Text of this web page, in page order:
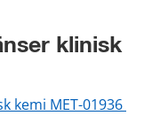
klinisk
kemi MET-01936